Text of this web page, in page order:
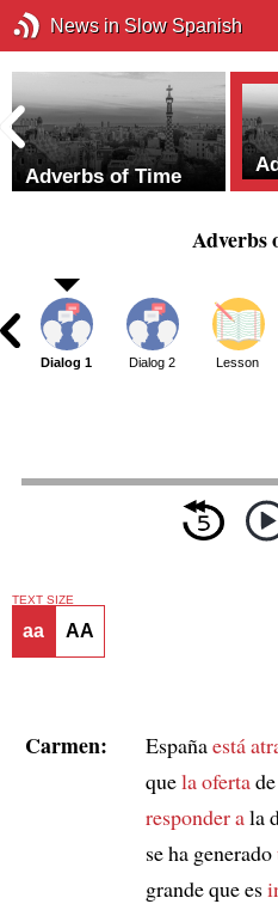
News in Slow Spanish
Adverbs of Time
Adverbs
Dialog 1 Dialog 2 Lesson
TEXT SIZE
aa AA
Carmen: Españaestá
quela oferta
responder ala
se ha generado
grande que es